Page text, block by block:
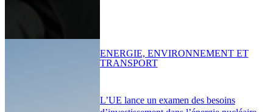
L’UE lance un examen des besoins
ENERGIE, ENVIRONNEMENT ET
TRANSPORT